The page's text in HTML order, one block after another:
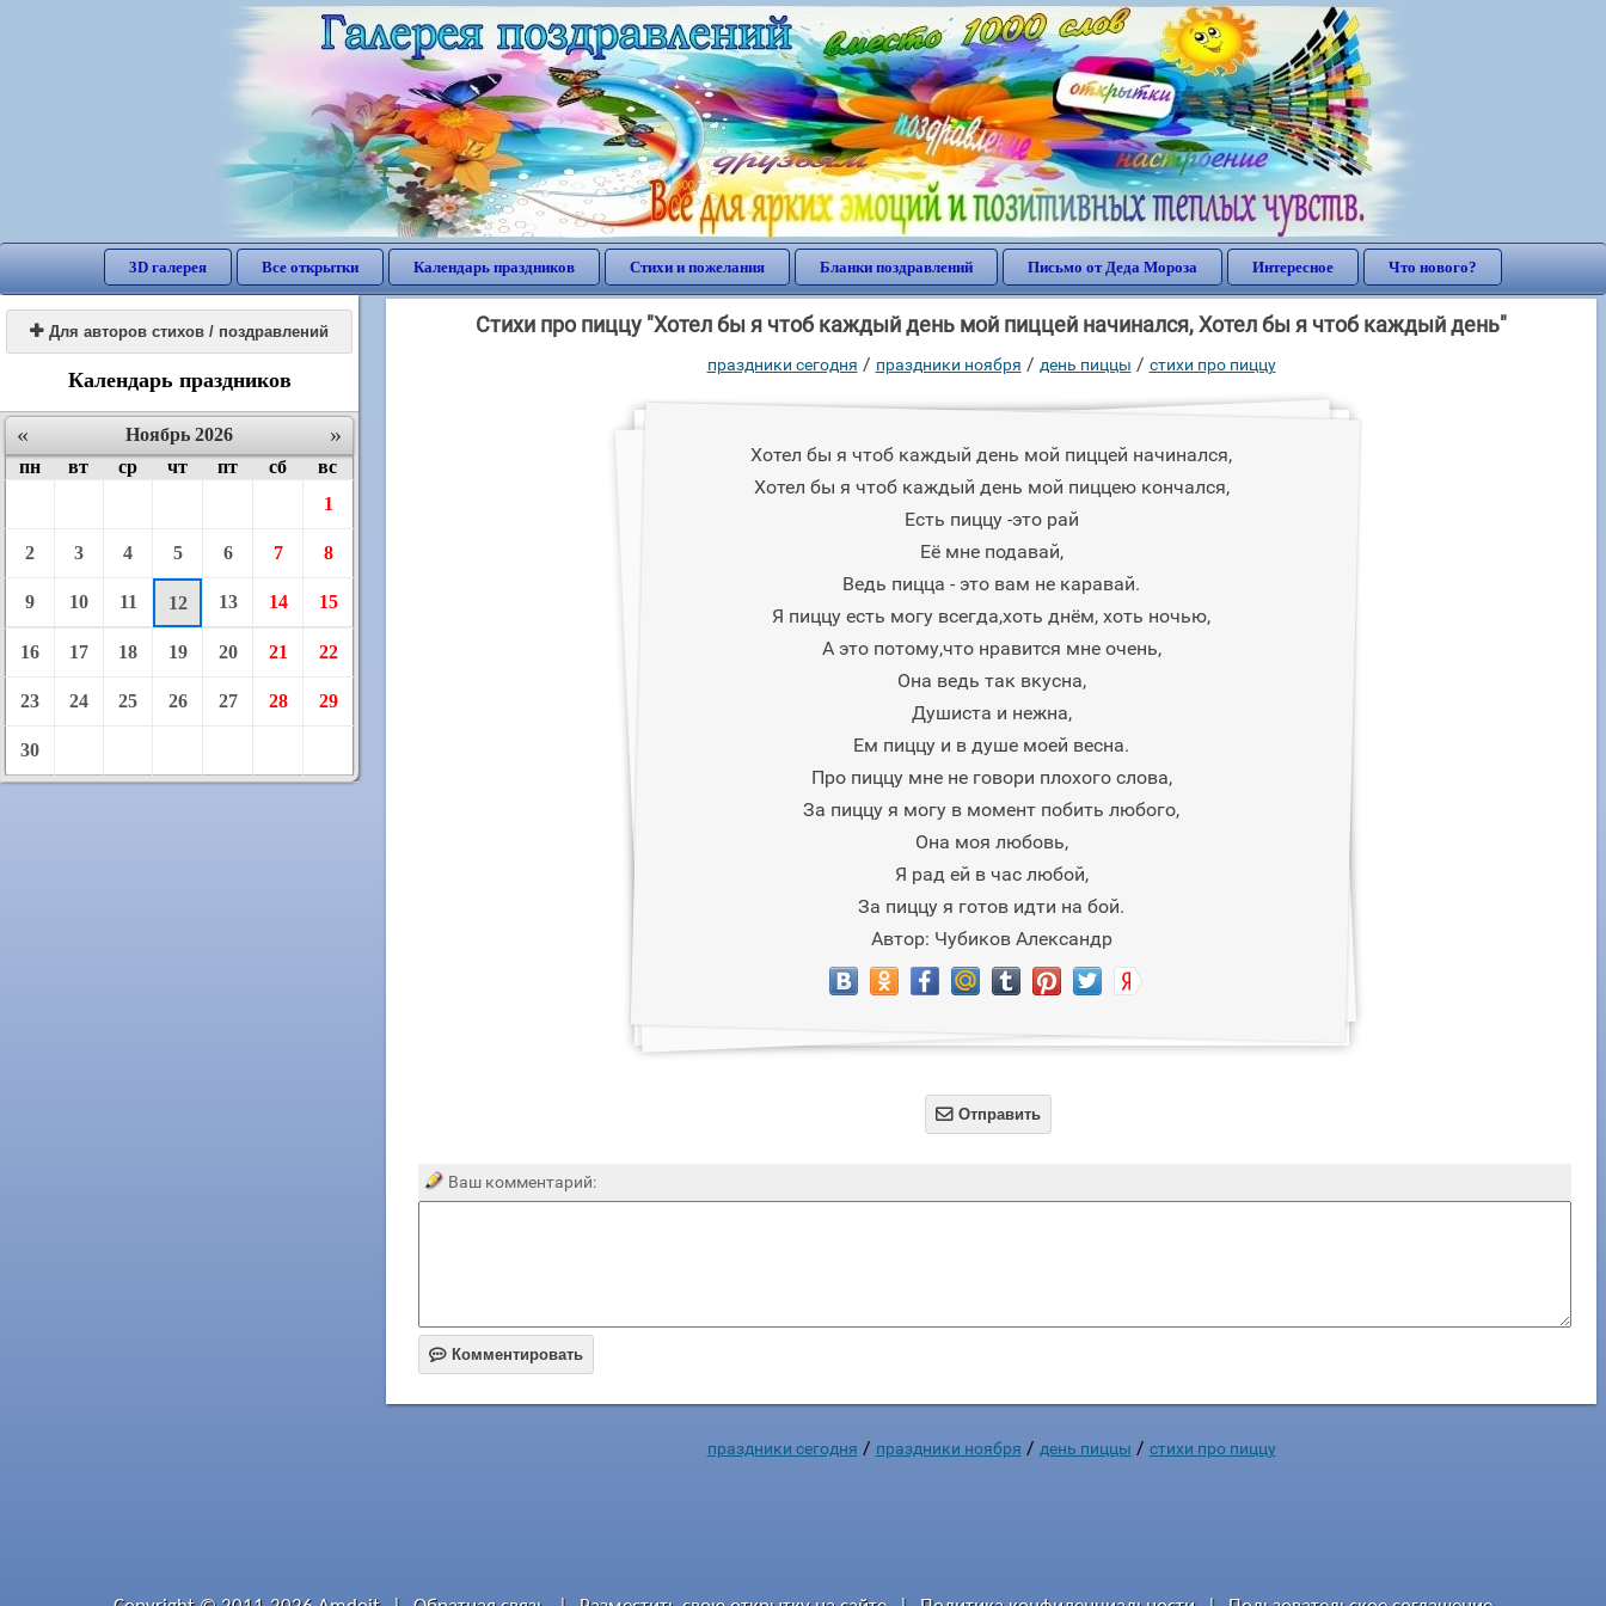
3D галерея Все открытки Календарь праздников Стихи и пожелания Бланки поздравлений Письмо от Деда Мороза Интересное Что нового?
 Для авторов стихов / поздравлений
Календарь праздников
« »
Ноябрь 2026
пн
вт ср чт пт сб
вс
1
2 3 4 5 6 7 8
9 10 11 12 13 14 15
16 17 18 19 20 21 22
23 24 25 26 27 28 29
30
Стихи про пиццу "Хотел бы я чтоб каждый день мой пиццей начинался, Хотел бы я чтоб каждый день"
праздники сегодня / праздники ноября / день пиццы / стихи про пиццу
Хотел бы я чтоб каждый день мой пиццей начинался,
Хотел бы я чтоб каждый день мой пиццею кончался,
Есть пиццу -это рай
Её мне подавай,
Ведь пицца - это вам не каравай.
Я пиццу есть могу всегда,хоть днём, хоть ночью,
А это потому,что нравится мне очень,
Она ведь так вкусна,
Душиста и нежна,
Ем пиццу и в душе моей весна.
Про пиццу мне не говори плохого слова,
За пиццу я могу в момент побить любого,
Она моя любовь,
Я рад ей в час любой,
За пиццу я готов идти на бой.
Автор: Чубиков Александр
 Отправить
Ваш комментарий:
 Комментировать
праздники сегодня / праздники ноября / день пиццы / стихи про пиццу